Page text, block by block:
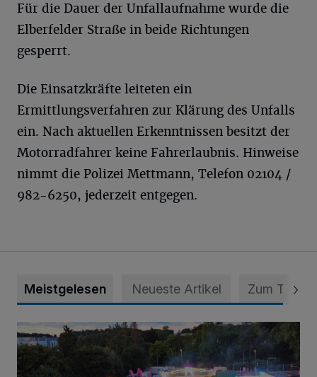
Für die Dauer der Unfallaufnahme wurde die
Elberfelder Straße in beide Richtungen
gesperrt.
Die Einsatzkräfte leiteten ein
Ermittlungsverfahren zur Klärung des Unfalls
ein. Nach aktuellen Erkenntnissen besitzt der
Motorradfahrer keine Fahrerlaubnis. Hinweise
nimmt die Polizei Mettmann, Telefon 02104 /
982-6250, jederzeit entgegen.
Meistgelesen Neueste Artikel Zum Thema
Vier Tage mit vollem Programm